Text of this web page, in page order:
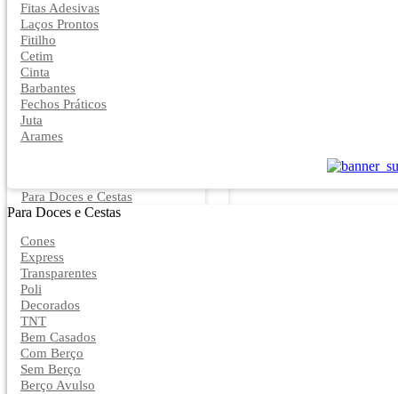
Fitas Adesivas
Laços Prontos
Fitilho
Cetim
Cinta
Barbantes
Fechos Práticos
Juta
Arames
Para Doces e Cestas
Para Doces e Cestas
Cones
Express
Transparentes
Poli
Decorados
TNT
Bem Casados
Com Berço
Sem Berço
Berço Avulso